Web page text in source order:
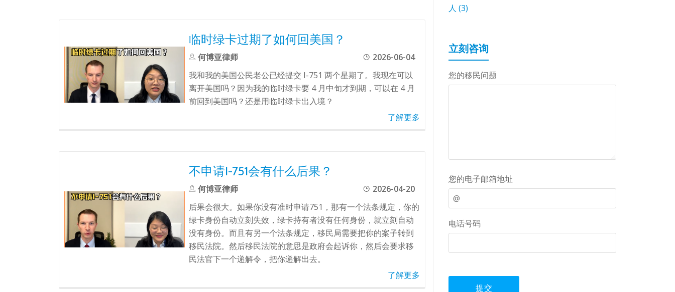
临时绿卡过期了如何回美国？
何博亚律师
2026-06-04
我和我的美国公民老公已经提交 I-751 两个星期了。我现在可以
离开美国吗？因为我的临时绿卡要 4 月中旬才到期，可以在 4 月
前回到美国吗？还是用临时绿卡出入境？
了解更多
不申请I-751会有什么后果？
何博亚律师
2026-04-20
后果会很大。如果你没有准时申请751，那有一个法条规定，你的
绿卡身份自动立刻失效，绿卡持有者没有任何身份，就立刻自动
没有身份。而且有另一个法条规定，移民局需要把你的案子转到
移民法院。然后移民法院的意思是政府会起诉你，然后会要求移
民法官下一个递解令，把你递解出去。
了解更多
人 (3)
立刻咨询
您的移民问题
您的电子邮箱地址
电话号码